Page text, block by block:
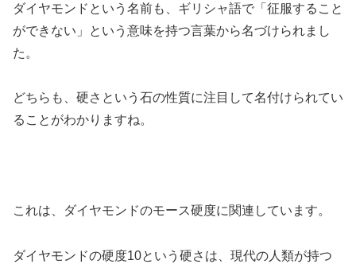
ダイヤモンドという名前も、ギリシャ語で「征服すること
ができない」という意味を持つ言葉から名づけられまし
た。
どちらも、硬さという石の性質に注目して名付けられてい
ることがわかりますね。
これは、ダイヤモンドのモース硬度に関連しています。
ダイヤモンドの硬度10という硬さは、現代の人類が持つ